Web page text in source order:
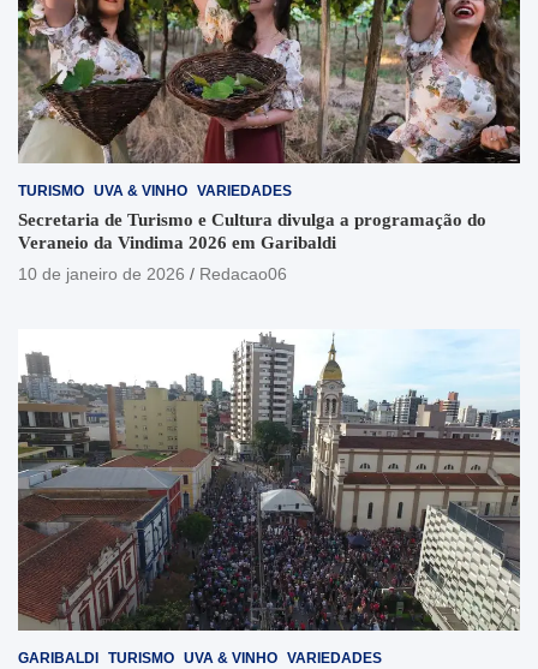
TURISMO UVA & VINHO VARIEDADES
Secretaria de Turismo e Cultura divulga a programação do
Veraneio da Vindima 2026 em Garibaldi
10 de janeiro de 2026
Redacao06
GARIBALDI TURISMO UVA & VINHO VARIEDADES